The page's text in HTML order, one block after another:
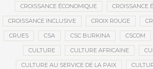
CROISSANCE ÉCONOMIQUE CROISSANCE
CROISSANCE INCLUSIVE CROIX ROUGE
CRUES CSA CSC BURKINA CSCOM
CULTURE CULTURE AFRICAINE
CULTURE AU SERVICE DE LA PAIX